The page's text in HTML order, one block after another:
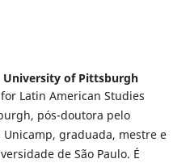
University of Pittsburgh
Latin American Studies
pós-doutora pelo
graduada, mestre e
de São Paulo. É